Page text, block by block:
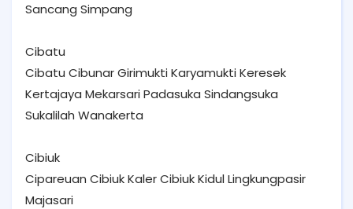
Sancang Simpang
Cibatu
Cibatu Cibunar Girimukti Karyamukti Keresek
Kertajaya Mekarsari Padasuka Sindangsuka
Sukalilah Wanakerta
Cibiuk
Cipareuan Cibiuk Kaler Cibiuk Kidul Lingkungpasir
Majasari